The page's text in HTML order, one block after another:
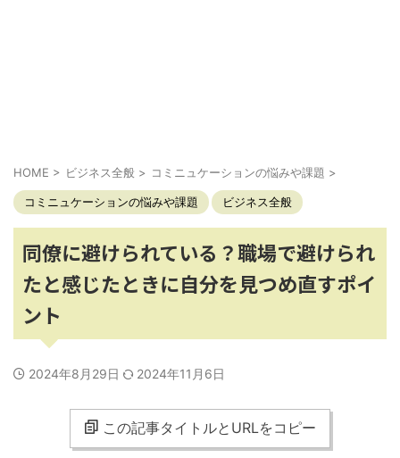
HOME > ビジネス全般 > コミニュケーションの悩みや課題 >
コミニュケーションの悩みや課題 ビジネス全般
同僚に避けられている？職場で避けられ
たと感じたときに自分を見つめ直すポイ
ント
2024年8月29日 2024年11月6日
この記事タイトルとURLをコピー